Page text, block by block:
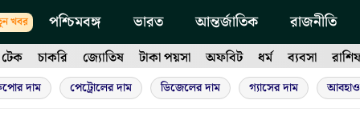
খবর পশ্চিমবঙ্গ ভারত আন্তর্জাতিক রাজনীতি
টেক চাকরি জ্যোতিষ টাকা পয়সা অফবিট ধর্ম ব্যবসা
দাম পেট্রোলের দাম ডিজেলের দাম গ্যাসের দাম